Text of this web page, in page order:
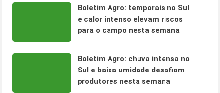
Boletim Agro: temporais no Sul
e calor intenso elevam riscos
para o campo nesta semana
Boletim Agro: chuva intensa no
Sul e baixa umidade desafiam
produtores nesta semana